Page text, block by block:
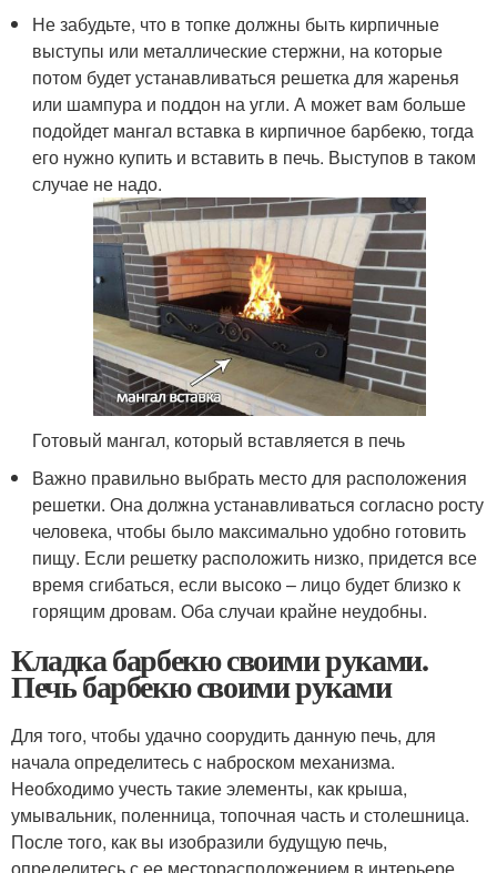
Не забудьте, что в топке должны быть кирпичные
выступы или металлические стержни, на которые
потом будет устанавливаться решетка для жаренья
или шампура и поддон на угли. А может вам больше
подойдет мангал вставка в кирпичное барбекю, тогда
его нужно купить и вставить в печь. Выступов в таком
случае не надо.
Готовый мангал, который вставляется в печь
Важно правильно выбрать место для расположения
решетки. Она должна устанавливаться согласно росту
человека, чтобы было максимально удобно готовить
пищу. Если решетку расположить низко, придется все
время сгибаться, если высоко – лицо будет близко к
горящим дровам. Оба случаи крайне неудобны.
Кладка барбекю своими руками.
Печь барбекю своими руками
Для того, чтобы удачно соорудить данную печь, для
начала определитесь с наброском механизма.
Необходимо учесть такие элементы, как крыша,
умывальник, поленница, топочная часть и столешница.
После того, как вы изобразили будущую печь,